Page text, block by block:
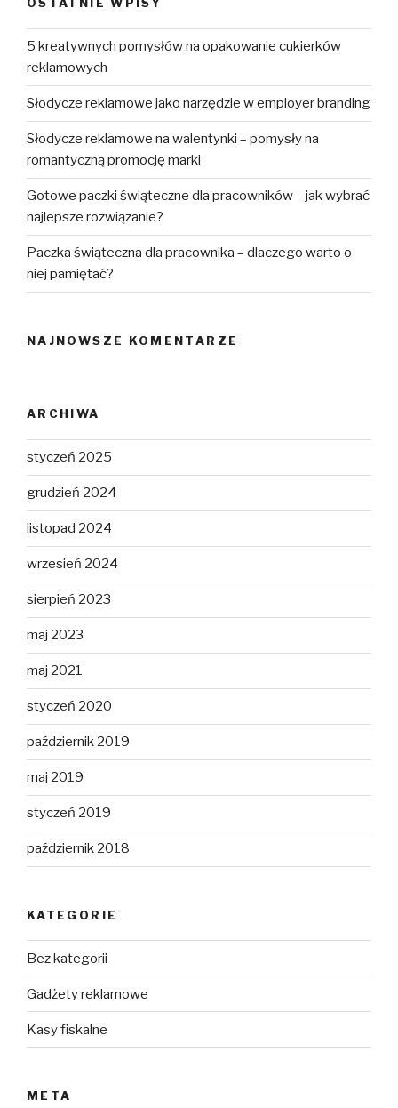
OSTATNIE WPISY
5 kreatywnych pomysłów na opakowanie cukierków
reklamowych
Słodycze reklamowe jako narzędzie w employer branding
Słodycze reklamowe na walentynki – pomysły na
romantyczną promocję marki
Gotowe paczki świąteczne dla pracowników – jak wybrać
najlepsze rozwiązanie?
Paczka świąteczna dla pracownika – dlaczego warto o
niej pamiętać?
NAJNOWSZE KOMENTARZE
ARCHIWA
styczeń 2025
grudzień 2024
listopad 2024
wrzesień 2024
sierpień 2023
maj 2023
maj 2021
styczeń 2020
październik 2019
maj 2019
styczeń 2019
październik 2018
KATEGORIE
Bez kategorii
Gadżety reklamowe
Kasy fiskalne
META